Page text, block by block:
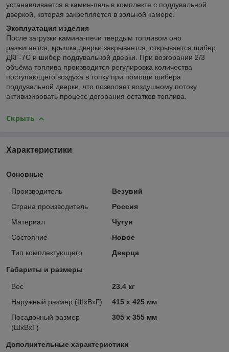
устанавливается в камин-печь в комплекте с поддувальной
дверкой, которая закрепляется в зольной камере.
Эксплуатация изделия
После загрузки камина-печи твердым топливом оно
разжигается, крышка дверки закрывается, открывается шибер
ДКГ-7С и шибер поддувальной дверки. При возгорании 2/3
объёма топлива производится регулировка количества
поступающего воздуха в топку при помощи шибера
поддувальной дверки, что позволяет воздушному потоку
активизировать процесс догорания остатков топлива.
Скрыть
Характеристики
Основные
Производитель
Везувий
Страна производитель
Россия
Материал
Чугун
Состояние
Новое
Тип комплектующего
Дверца
Габариты и размеры
Вес
23.4 кг
Наружный размер (ШхВхГ)
415 х 425 мм
Посадочный размер
(ШхВхГ)
305 х 355 мм
Дополнительные характеристики